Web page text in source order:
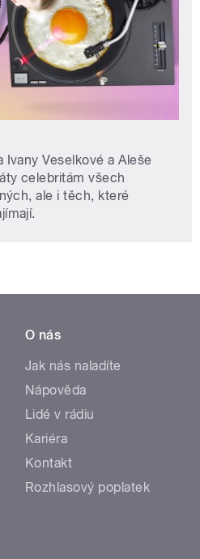
Veselkové a Aleše
celebritám všech
ale i těch, které
O nás
Jak nás naladíte
Nápověda
Lidé v rádiu
Kariéra
Kontakt
Rozhlasový poplatek